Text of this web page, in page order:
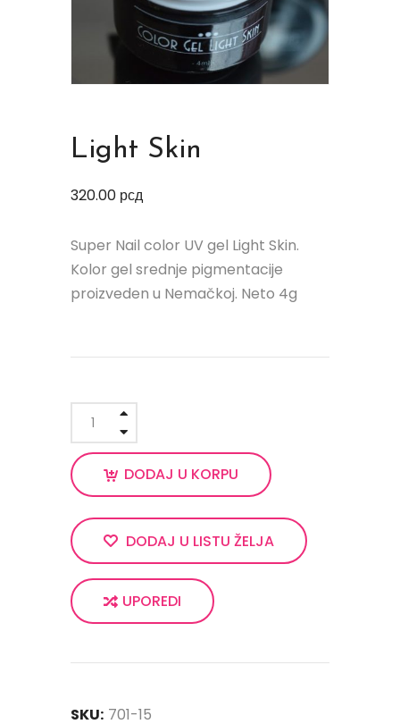
Light Skin
320.00 рсд
Super Nail color UV gel Light Skin.
Kolor gel srednje pigmentacije
proizveden u Nemačkoj. Neto 4g
DODAJ U KORPU
DODAJ U LISTU ŽELJA
UPOREDI
SKU: 701-15